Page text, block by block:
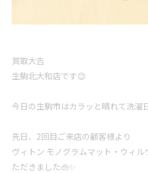
買取大吉
生駒北大和店です😊
今日の生駒市はカラッと晴れて洗
先日、2回目ご来店の顧客様より
ヴィトン モノグラムマット・ウィ
ただきました👜✨